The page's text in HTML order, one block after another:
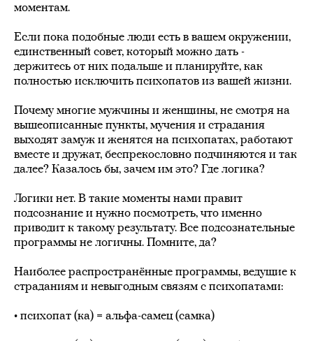
моментам.
Если пока подобные люди есть в вашем окружении,
единственный совет, который можно дать -
держитесь от них подальше и планируйте, как
полностью исключить психопатов из вашей жизни.
Почему многие мужчины и женщины, не смотря на
вышеописанные пункты, мучения и страдания
выходят замуж и женятся на психопатах, работают
вместе и дружат, беспрекословно подчиняются и так
далее? Казалось бы, зачем им это? Где логика?
Логики нет. В такие моменты нами правит
подсознание и нужно посмотреть, что именно
приводит к такому результату. Все подсознательные
программы не логичны. Помните, да?
Наиболее распространённые программы, ведущие к
страданиям и невыгодным связям с психопатами:
• психопат (ка) = альфа-самец (самка)